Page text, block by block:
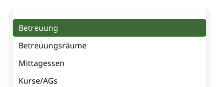
Navigation
überspringen
Betreuung
Betreuungsräume
Mittagessen
Kurse/AGs